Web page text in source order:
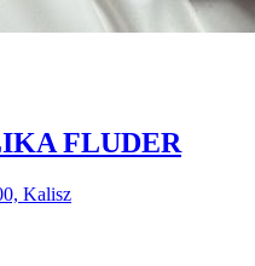
FLUDER
Kalisz